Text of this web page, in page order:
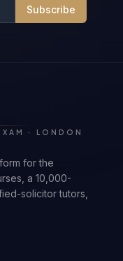
Subscribe
· LONDON
for the
a 10,000-
solicitor tutors,